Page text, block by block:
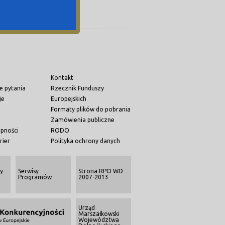
pytania
Kontakt
Rzecznik Funduszy
Europejskich
Formaty plików do pobrania
Zamówienia publiczne
RODO
Polityka ochrony danych
Strona RPO WD
2007-2013
Serwisy
Programów
Urząd
Marszałkowski
Województwa